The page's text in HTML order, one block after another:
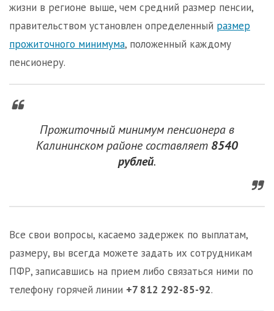
жизни в регионе выше, чем средний размер пенсии,
правительством установлен определенный размер
прожиточного минимума, положенный каждому
пенсионеру.
Прожиточный минимум пенсионера в
Калининском районе составляет 8540
рублей.
Все свои вопросы, касаемо задержек по выплатам,
размеру, вы всегда можете задать их сотрудникам
ПФР, записавшись на прием либо связаться ними по
телефону горячей линии +7 812 292-85-92.